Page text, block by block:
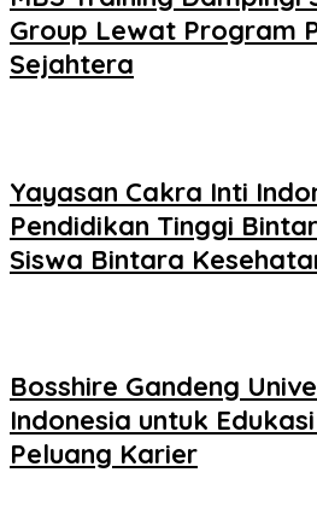
Group Lewat Program
Sejahtera
Yayasan Cakra Inti
Pendidikan Tinggi
Siswa Bintara
Bosshire Gandeng
Indonesia untuk
Peluang Karier